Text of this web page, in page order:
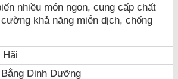
nhiều món ngon, cung cấp chất
khả năng miễn dịch, chống
Hãi
Dinh Dưỡng